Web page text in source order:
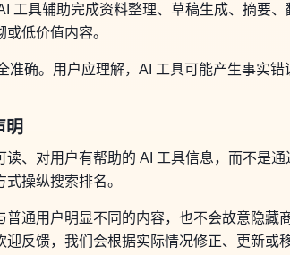
工具辅助完成资料整理、草稿生成、摘要
低价值内容。
准确。用户应理解，AI 工具可能产生事实
明
读、对用户有帮助的 AI 工具信息，而不是
操纵搜索排名。
普通用户明显不同的内容，也不会故意隐
反馈，我们会根据实际情况修正、更新或移